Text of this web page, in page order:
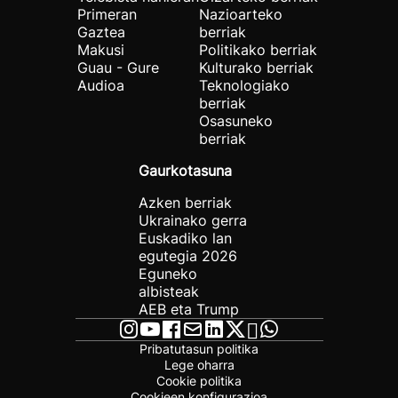
Primeran
Gaztea
Makusi
Guau - Gure
Audioa
Nazioarteko
berriak
Politikako berriak
Kulturako berriak
Teknologiako
berriak
Osasuneko
berriak
Gaurkotasuna
Azken berriak
Ukrainako gerra
Euskadiko lan
egutegia 2026
Eguneko
albisteak
AEB eta Trump
Pribatutasun politika
Lege oharra
Cookie politika